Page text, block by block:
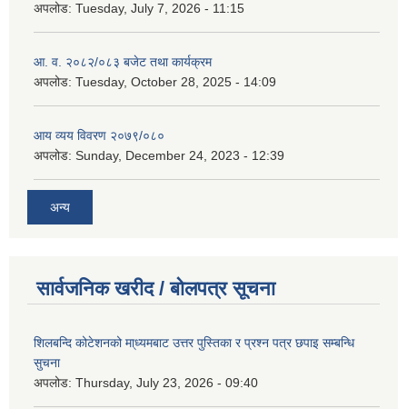
अपलोड: Tuesday, July 7, 2026 - 11:15
आ. व. २०८२/०८३ बजेट तथा कार्यक्रम
अपलोड: Tuesday, October 28, 2025 - 14:09
आय व्यय विवरण २०७९/०८०
अपलोड: Sunday, December 24, 2023 - 12:39
अन्य
सार्वजनिक खरीद / बोलपत्र सूचना
शिलबन्दि कोटेशनको मा्ध्यमबाट उत्तर पुस्तिका र प्रश्न पत्र छपाइ सम्बन्धि
सुचना
अपलोड: Thursday, July 23, 2026 - 09:40